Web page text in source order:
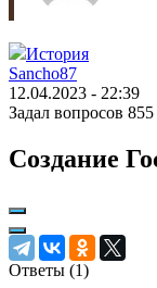
История
Sancho87
12.04.2023 - 22:39
Задал вопросов
Создание
Ответы (1)